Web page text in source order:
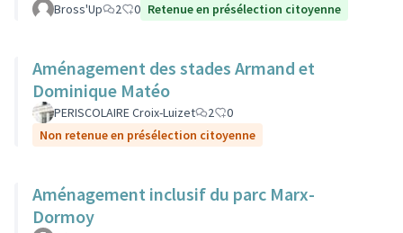
Bross'Up 2 0 Retenue en présélection citoyenne
Aménagement des stades Armand et
Dominique Matéo
PERISCOLAIRE Croix-Luizet 2
0
Non retenue en présélection citoyenne
Aménagement inclusif du parc Marx-
Dormoy